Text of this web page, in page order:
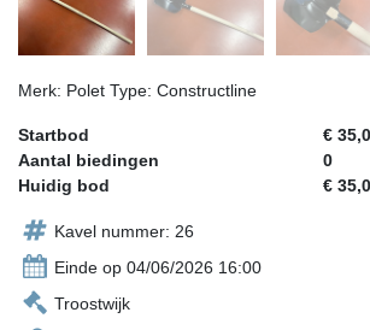
Merk: Polet Type: Constructline
Startbod
€
Aantal biedingen
0
Huidig bod
€
Kavel nummer: 26
Einde op 04/06/2026 16:00
Troostwijk